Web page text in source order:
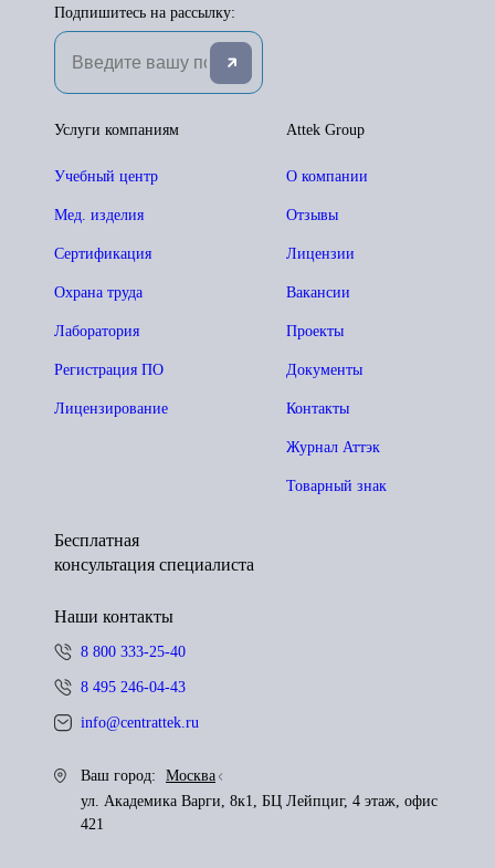
Подпишитесь на рассылку:
Attek Group
О компании
Отзывы
Лицензии
Вакансии
Проекты
Документы
Контакты
Журнал Аттэк
Товарный знак
Услуги компаниям
Учебный центр
Мед. изделия
Сертификация
Охрана труда
Лаборатория
Регистрация ПО
Лицензирование
Бесплатная
консультация специалиста
Наши контакты
8 800 333-25-40
8 495 246-04-43
info@centrattek.ru
Ваш город:
Москва
ул. Академика Варги, 8к1, БЦ Лейпциг, 4 этаж, офис
421